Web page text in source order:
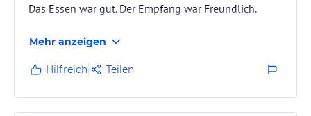
Das Essen war gut. Der Empfang war Freundlich.
Mehr anzeigen
Hilfreich Teilen